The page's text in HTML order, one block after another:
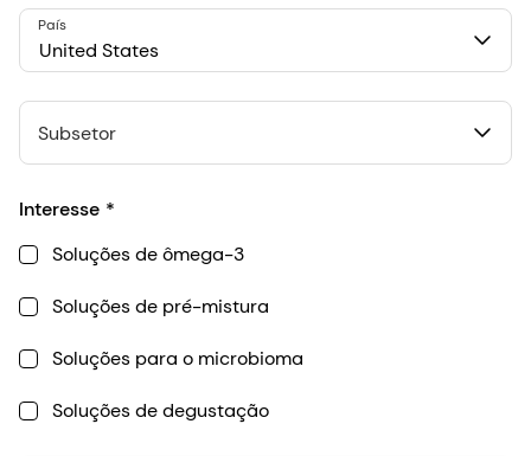
548 Market St Pmb 90375, San Francisco, California, US
United States
País
Subsetor
Interesse
Soluções de ômega-3
Soluções de pré-mistura
Soluções para o microbioma
Soluções de degustação